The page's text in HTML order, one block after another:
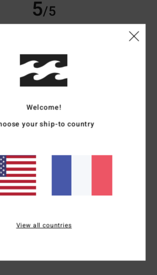
5/5
qualité / prix: 5/5 Taille
5/5
qualité / prix
5/5
Welcome!
your ship-to country
View all countries